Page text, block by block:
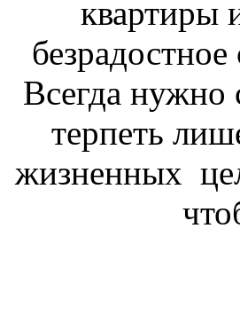
квартиры
Всегда нужно
терпеть
жизненных